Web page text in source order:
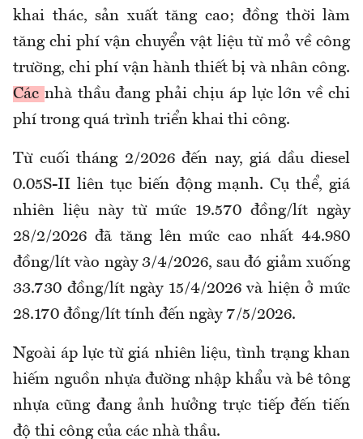
khai thác, sản xuất tăng cao; đồng thời làm
tăng chi phí vận chuyển vật liệu từ mỏ về công
trường, chi phí vận hành thiết bị và nhân công.
Các nhà thầu đang phải chịu áp lực lớn về chi
phí trong quá trình triển khai thi công.
Từ cuối tháng 2/2026 đến nay, giá dầu diesel
0.05S-II liên tục biến động mạnh. Cụ thể, giá
nhiên liệu này từ mức 19.570 đồng/lít ngày
28/2/2026 đã tăng lên mức cao nhất 44.980
đồng/lít vào ngày 3/4/2026, sau đó giảm xuống
33.730 đồng/lít ngày 15/4/2026 và hiện ở mức
28.170 đồng/lít tính đến ngày 7/5/2026.
Ngoài áp lực từ giá nhiên liệu, tình trạng khan
hiếm nguồn nhựa đường nhập khẩu và bê tông
nhựa cũng đang ảnh hưởng trực tiếp đến tiến
độ thi công của các nhà thầu.